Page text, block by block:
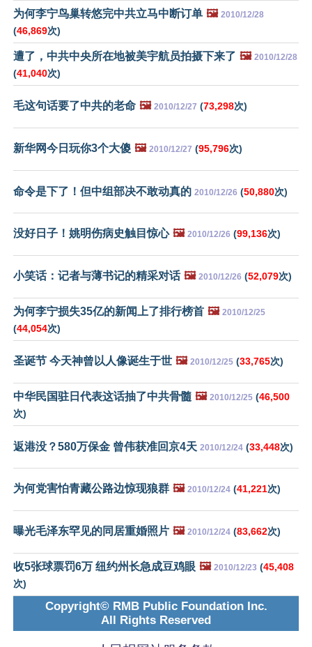
为何李宁鸟巢转悠完中共立马中断订单 🖼️ 2010/12/28
(46,869次)
遭了，中共中央所在地被美宇航员拍摄下来了 🖼️ 2010/12/28
(41,040次)
毛这句话要了中共的老命 🖼️ 2010/12/27 (73,298次)
新华网今日玩你3个大傻 🖼️ 2010/12/27 (95,796次)
命令是下了！但中组部决不敢动真的 2010/12/26 (50,880次)
没好日子！姚明伤病史触目惊心 🖼️ 2010/12/26 (99,136次)
小笑话：记者与薄书记的精采对话 🖼️ 2010/12/26 (52,079次)
为何李宁损失35亿的新闻上了排行榜首 🖼️ 2010/12/25
(44,054次)
圣诞节 今天神曾以人像诞生于世 🖼️ 2010/12/25 (33,765次)
中华民国驻日代表这话抽了中共骨髓 🖼️ 2010/12/25 (46,500
次)
返港没？580万保金 曾伟获准回京4天 2010/12/24 (33,448次)
为何党害怕青藏公路边惊现狼群 🖼️ 2010/12/24 (41,221次)
曝光毛泽东罕见的同居重婚照片 🖼️ 2010/12/24 (83,662次)
收5张球票罚6万 纽约州长急成豆鸡眼 🖼️ 2010/12/23 (45,408
次)
Copyright© RMB Public Foundation Inc.
All Rights Reserved